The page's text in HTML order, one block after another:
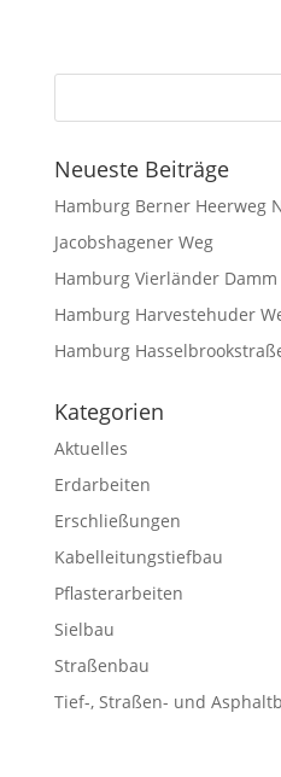
Neueste Beiträge
Hamburg Berner Heerweg
Jacobshagener Weg
Hamburg Vierländer Damm
Hamburg Harvestehuder
Hamburg
Kategorien
Aktuelles
Erdarbeiten
Erschließungen
Kabelleitungstiefbau
Pflasterarbeiten
Sielbau
Straßenbau
Tief-, Straßen- und